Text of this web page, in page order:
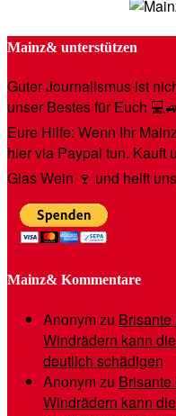
Mainz& unterstützen
Guter Journalismus ist
unser Bestes für Euch
Eure Hilfe: Wenn Ihr
hier via Paypal tun. Kauft
Glas Wein 🍷 und helft
Mainz& Kommentare
Anonymzu
Windrädern kann
deutlich schädigen
Anonymzu
Windrädern kann